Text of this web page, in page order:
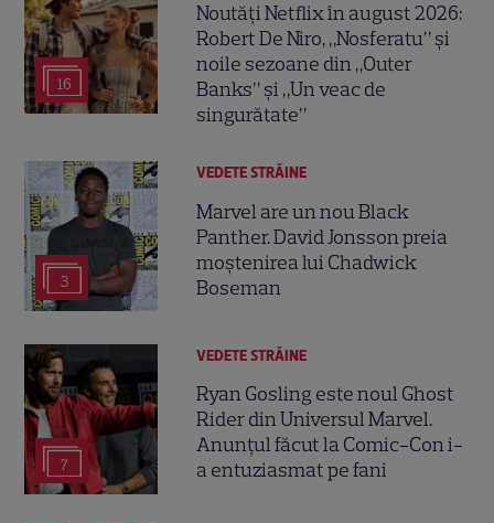
16
Noutăți Netflix în august 2026:
Robert De Niro, „Nosferatu” și
noile sezoane din „Outer
Banks” și „Un veac de
singurătate”
3
VEDETE STRĂINE
Marvel are un nou Black
Panther. David Jonsson preia
moștenirea lui Chadwick
Boseman
7
VEDETE STRĂINE
Ryan Gosling este noul Ghost
Rider din Universul Marvel.
Anunțul făcut la Comic-Con i-
a entuziasmat pe fani